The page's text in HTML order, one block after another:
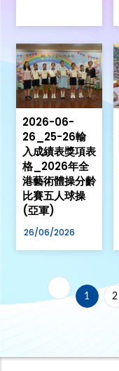
2026-06-
26_25-26輸
入成績表獎項表
格_2026年全
港藝術體操分齡
比賽五人球操
(亞軍)
26/06/2026
1 2